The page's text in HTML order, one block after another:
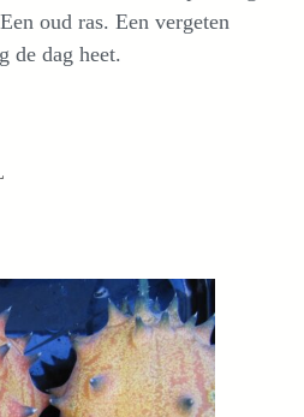
oud ras. Een vergeten
de dag heet.